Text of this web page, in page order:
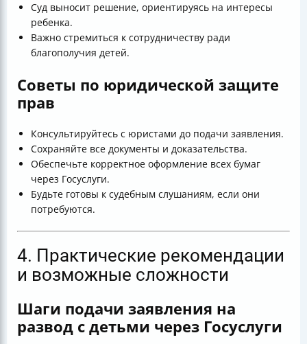
Суд выносит решение, ориентируясь на интересы
ребенка.
Важно стремиться к сотрудничеству ради
благополучия детей.
Советы по юридической защите
прав
Консультируйтесь с юристами до подачи заявления.
Сохраняйте все документы и доказательства.
Обеспечьте корректное оформление всех бумаг
через Госуслуги.
Будьте готовы к судебным слушаниям, если они
потребуются.
4. Практические рекомендации
и возможные сложности
Шаги подачи заявления на
развод с детьми через Госуслуги